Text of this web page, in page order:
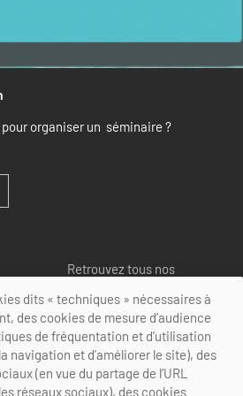
organiser un séminaire ?
Retrouvez tous nos
dits « techniques » nécessaires à
des cookies de mesure d’audience
de fréquentation et d’utilisation
navigation et d’améliorer le site), des
(en vue du partage de l’URL
réseaux sociaux), des cookies